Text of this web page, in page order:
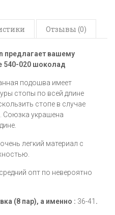
Отзывы (0)
предлагает вашему
540-020 шоколад
подошва имеет
стопы по всей длине
стопе в случае
Союзка украшена
легкий материал с
опт по невероятно
(8 пар), а именно : 36-41 .